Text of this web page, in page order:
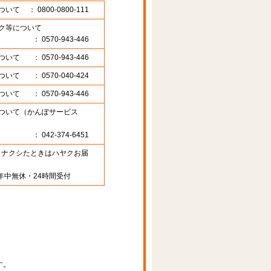
いて ： 0800-0800-111
等について
： 0570-943-446
いて ： 0570-943-446
いて ： 0570-040-424
いて ： 0570-943-446
いて（かんぽサービス
： 042-374-6451
クシたときはハヤクお届
中無休・24時間受付